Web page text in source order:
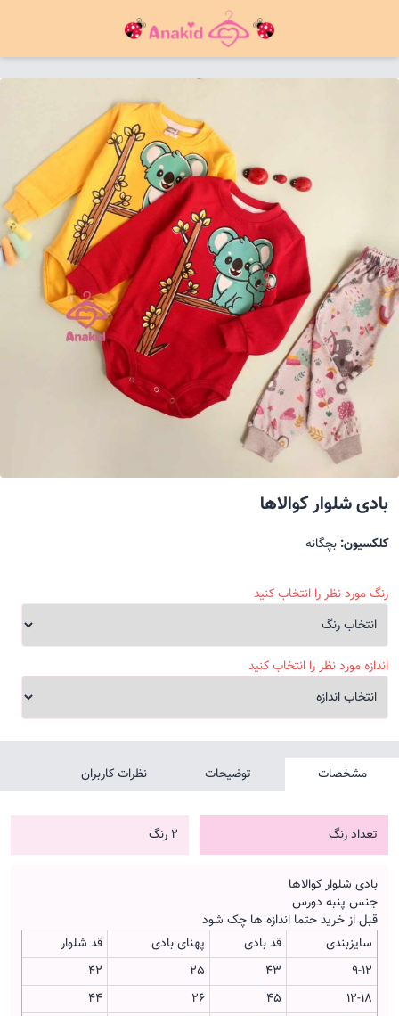
بادی شلوار کوالاها
کلکسیون: بچگانه
رنگ مورد نظر را انتخاب کنید
اندازه مورد نظر را انتخاب کنید
مشخصات توضیحات نظرات کاربران
تعداد رنگ 2 رنگ
بادی شلوار کوالاها
جنس پنبه دورس
قبل از خرید حتما اندازه ها چک شود
سایزبندی
قد بادی پهنای بادی
قد شلوار
9-12
43
25
42
12-18
45
26
44